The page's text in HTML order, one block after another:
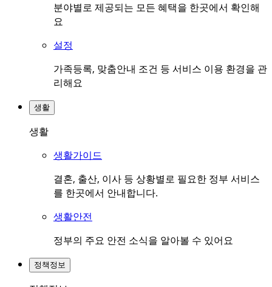
분야별로 제공되는 모든 혜택을 한곳에서 확인해
요
설정
가족등록, 맞춤안내 조건 등 서비스 이용 환경을 관
리해요
생활
생활
생활가이드
결혼, 출산, 이사 등 상황별로 필요한 정부 서비스
를 한곳에서 안내합니다.
생활안전
정부의 주요 안전 소식을 알아볼 수 있어요
정책정보